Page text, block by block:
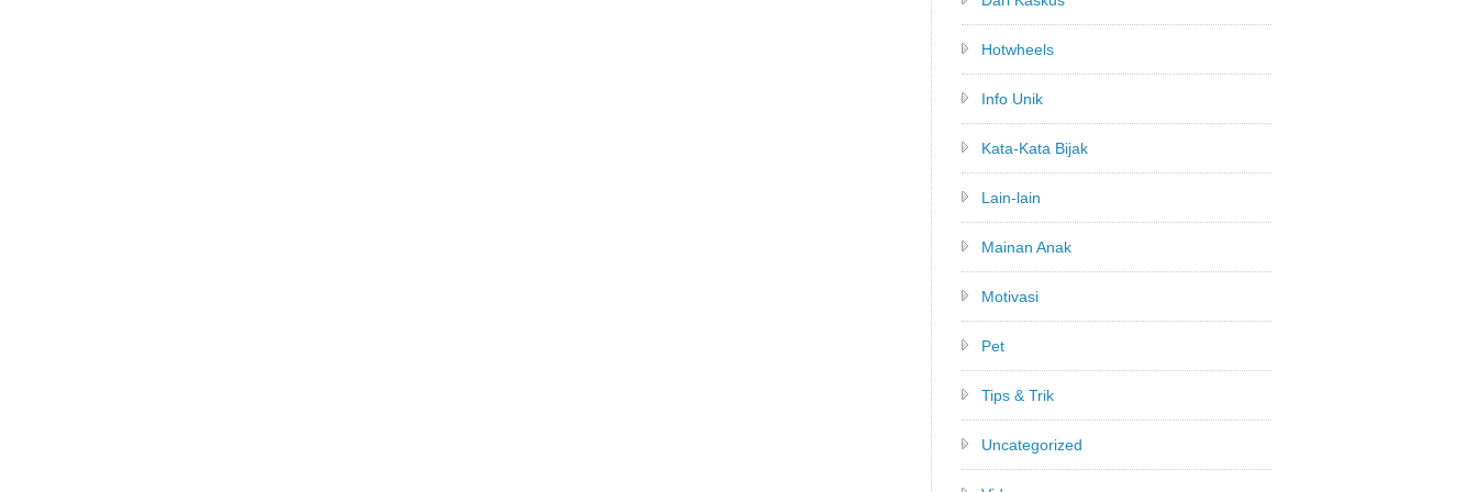
Hotwheels
Info Unik
Kata-Kata Bijak
Lain-lain
Mainan Anak
Motivasi
Pet
Tips & Trik
Uncategorized